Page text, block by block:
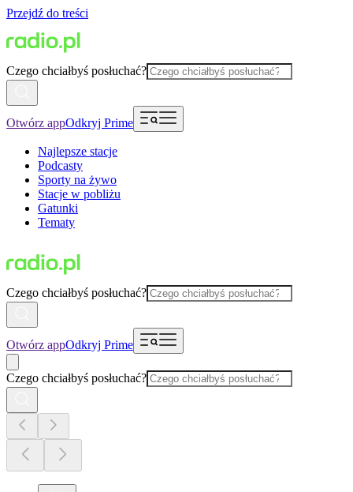
Przejdź do treści
Czego chciałbyś posłuchać?
Otwórz appOdkryj Prime
Najlepsze stacje
Podcasty
Sporty na żywo
Stacje w pobliżu
Gatunki
Tematy
Czego chciałbyś posłuchać?
Otwórz appOdkryj Prime
Czego chciałbyś posłuchać?